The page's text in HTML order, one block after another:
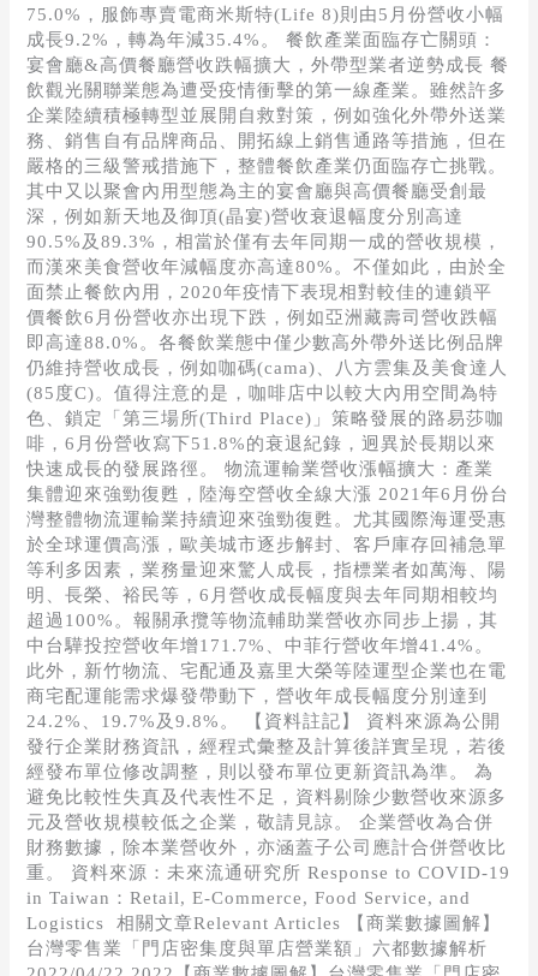
75.0%，服飾專賣電商米斯特(Life 8)則由5月份營收小幅
成長9.2%，轉為年減35.4%。 餐飲產業面臨存亡關頭：
宴會廳&高價餐廳營收跌幅擴大，外帶型業者逆勢成長 餐
飲觀光關聯業態為遭受疫情衝擊的第一線產業。雖然許多
企業陸續積極轉型並展開自救對策，例如強化外帶外送業
務、銷售自有品牌商品、開拓線上銷售通路等措施，但在
嚴格的三級警戒措施下，整體餐飲產業仍面臨存亡挑戰。
其中又以聚會內用型態為主的宴會廳與高價餐廳受創最
深，例如新天地及御頂(晶宴)營收衰退幅度分別高達
90.5%及89.3%，相當於僅有去年同期一成的營收規模，
而漢來美食營收年減幅度亦高達80%。不僅如此，由於全
面禁止餐飲內用，2020年疫情下表現相對較佳的連鎖平
價餐飲6月份營收亦出現下跌，例如亞洲藏壽司營收跌幅
即高達88.0%。各餐飲業態中僅少數高外帶外送比例品牌
仍維持營收成長，例如咖碼(cama)、八方雲集及美食達人
(85度C)。值得注意的是，咖啡店中以較大內用空間為特
色、鎖定「第三場所(Third Place)」策略發展的路易莎咖
啡，6月份營收寫下51.8%的衰退紀錄，迥異於長期以來
快速成長的發展路徑。 物流運輸業營收漲幅擴大：產業
集體迎來強勁復甦，陸海空營收全線大漲 2021年6月份台
灣整體物流運輸業持續迎來強勁復甦。尤其國際海運受惠
於全球運價高漲，歐美城市逐步解封、客戶庫存回補急單
等利多因素，業務量迎來驚人成長，指標業者如萬海、陽
明、長榮、裕民等，6月營收成長幅度與去年同期相較均
超過100%。報關承攬等物流輔助業營收亦同步上揚，其
中台驊投控營收年增171.7%、中菲行營收年增41.4%。
此外，新竹物流、宅配通及嘉里大榮等陸運型企業也在電
商宅配運能需求爆發帶動下，營收年成長幅度分別達到
24.2%、19.7%及9.8%。 【資料註記】 資料來源為公開
發行企業財務資訊，經程式彙整及計算後詳實呈現，若後
經發布單位修改調整，則以發布單位更新資訊為準。 為
避免比較性失真及代表性不足，資料剔除少數營收來源多
元及營收規模較低之企業，敬請見諒。 企業營收為合併
財務數據，除本業營收外，亦涵蓋子公司應計合併營收比
重。 資料來源：未來流通研究所 Response to COVID-19
in Taiwan：Retail, E-Commerce, Food Service, and
Logistics 相關文章Relevant Articles 【商業數據圖解】
台灣零售業「門店密集度與單店營業額」六都數據解析